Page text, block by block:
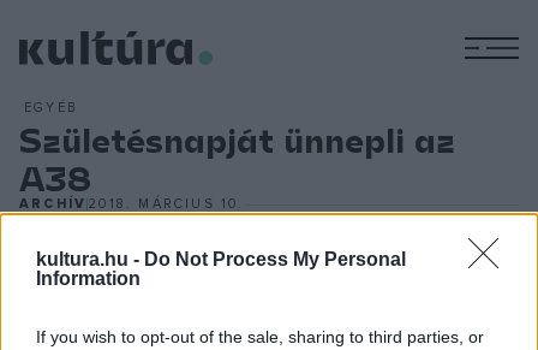
kultura.hu - Do Not Process My Personal
Information
If you wish to opt-out of the sale, sharing to third parties, or
EGYÉB
Születésnapját ünnepli az
A38
ARCHÍV2018. MÁRCIUS 10.
az újbudai A38 Hajó. A kéthetes születésnapi fesztivál
Vague, a Too Many Zooz, az Akkezdet Phiai, a Neo, a VHK